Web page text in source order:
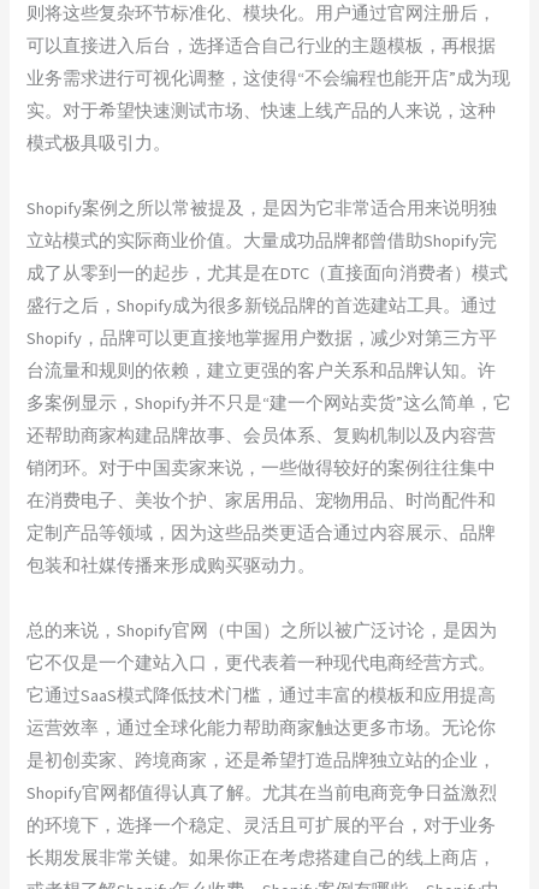
则将这些复杂环节标准化、模块化。用户通过官网注册后，
可以直接进入后台，选择适合自己行业的主题模板，再根据
业务需求进行可视化调整，这使得“不会编程也能开店”成为现
实。对于希望快速测试市场、快速上线产品的人来说，这种
模式极具吸引力。
Shopify案例之所以常被提及，是因为它非常适合用来说明独
立站模式的实际商业价值。大量成功品牌都曾借助Shopify完
成了从零到一的起步，尤其是在DTC（直接面向消费者）模式
盛行之后，Shopify成为很多新锐品牌的首选建站工具。通过
Shopify，品牌可以更直接地掌握用户数据，减少对第三方平
台流量和规则的依赖，建立更强的客户关系和品牌认知。许
多案例显示，Shopify并不只是“建一个网站卖货”这么简单，它
还帮助商家构建品牌故事、会员体系、复购机制以及内容营
销闭环。对于中国卖家来说，一些做得较好的案例往往集中
在消费电子、美妆个护、家居用品、宠物用品、时尚配件和
定制产品等领域，因为这些品类更适合通过内容展示、品牌
包装和社媒传播来形成购买驱动力。
总的来说，Shopify官网（中国）之所以被广泛讨论，是因为
它不仅是一个建站入口，更代表着一种现代电商经营方式。
它通过SaaS模式降低技术门槛，通过丰富的模板和应用提高
运营效率，通过全球化能力帮助商家触达更多市场。无论你
是初创卖家、跨境商家，还是希望打造品牌独立站的企业，
Shopify官网都值得认真了解。尤其在当前电商竞争日益激烈
的环境下，选择一个稳定、灵活且可扩展的平台，对于业务
长期发展非常关键。如果你正在考虑搭建自己的线上商店，